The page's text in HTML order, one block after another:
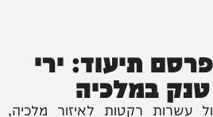
תיעוד: ירי
במלכיה
עשרות רקטות לאיזור מלכיה,